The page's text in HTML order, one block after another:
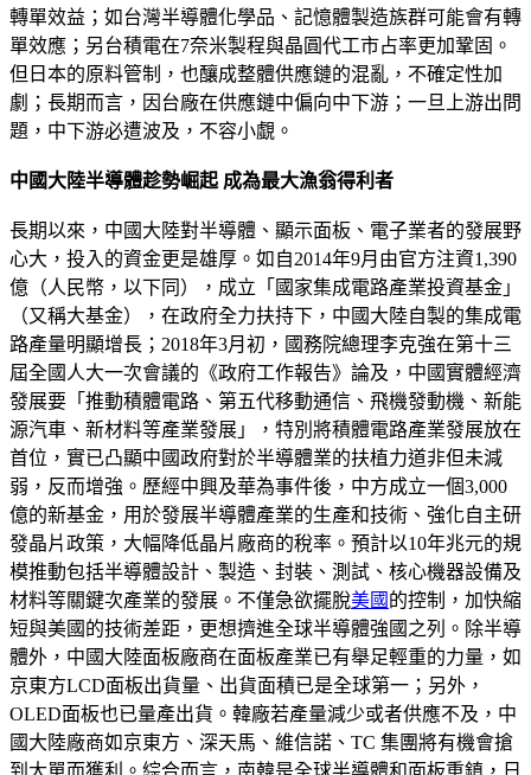
轉單效益；如台灣半導體化學品、記憶體製造族群可能會有轉
單效應；另台積電在7奈米製程與晶圓代工市占率更加鞏固。
但日本的原料管制，也釀成整體供應鏈的混亂，不確定性加
劇；長期而言，因台廠在供應鏈中偏向中下游；一旦上游出問
題，中下游必遭波及，不容小覷。
中國大陸半導體趁勢崛起 成為最大漁翁得利者
長期以來，中國大陸對半導體、顯示面板、電子業者的發展野
心大，投入的資金更是雄厚。如自2014年9月由官方注資1,390
億（人民幣，以下同），成立「國家集成電路產業投資基金」
（又稱大基金），在政府全力扶持下，中國大陸自製的集成電
路產量明顯增長；2018年3月初，國務院總理李克強在第十三
屆全國人大一次會議的《政府工作報告》論及，中國實體經濟
發展要「推動積體電路、第五代移動通信、飛機發動機、新能
源汽車、新材料等產業發展」，特別將積體電路產業發展放在
首位，實已凸顯中國政府對於半導體業的扶植力道非但未減
弱，反而增強。歷經中興及華為事件後，中方成立一個3,000
億的新基金，用於發展半導體產業的生產和技術、強化自主研
發晶片政策，大幅降低晶片廠商的稅率。預計以10年兆元的規
模推動包括半導體設計、製造、封裝、測試、核心機器設備及
材料等關鍵次產業的發展。不僅急欲擺脫美國 的控制，加快縮
短與美國的技術差距，更想擠進全球半導體強國之列。除半導
體外，中國大陸面板廠商在面板產業已有舉足輕重的力量，如
京東方LCD面板出貨量、出貨面積已是全球第一；另外，
OLED面板也已量產出貨。韓廠若產量減少或者供應不及，中
國大陸廠商如京東方、深天馬、維信諾、TC 集團將有機會搶
到大單而獲利。綜合而言，南韓是全球半導體和面板重鎮，日